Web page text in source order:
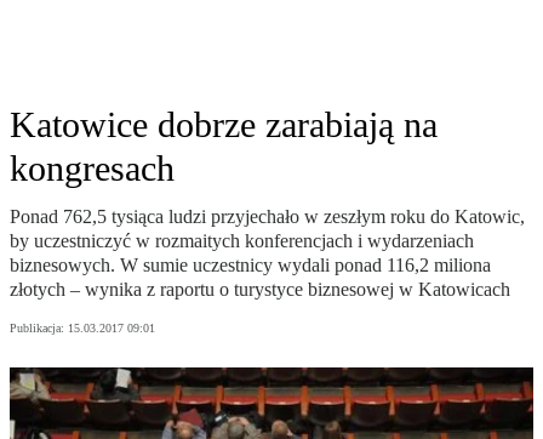
Katowice dobrze zarabiają na
kongresach
Ponad 762,5 tysiąca ludzi przyjechało w zeszłym roku do Katowic,
by uczestniczyć w rozmaitych konferencjach i wydarzeniach
biznesowych. W sumie uczestnicy wydali ponad 116,2 miliona
złotych – wynika z raportu o turystyce biznesowej w Katowicach
Publikacja: 15.03.2017 09:01